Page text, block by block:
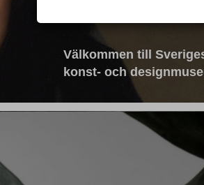
Välkommen till
konst- och